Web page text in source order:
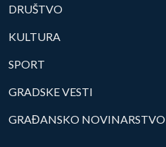
DRUŠTVO
KULTURA
SPORT
GRADSKE VESTI
GRAĐANSKO NOVINARSTVO